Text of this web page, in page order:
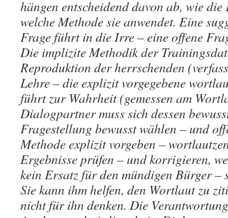
hängen entscheidend davon ab, wie
welche Methode sie anwendet. Eine
Frage führt in die Irre – eine offene
Die implizite Methodik der
Reproduktion der herrschenden
Lehre – die explizit vorgegebene
führt zur Wahrheit (gemessen am
Dialogpartner muss sich dessen
Fragestellung bewusst wählen – und
Methode explizit vorgeben –
Ergebnisse prüfen – und korrigieren,
kein Ersatz für den mündigen Bürger –
Sie kann ihm helfen, den Wortlaut zu
nicht für ihn denken. Die